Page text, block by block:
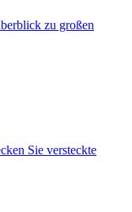
zu großen
Sie versteckte